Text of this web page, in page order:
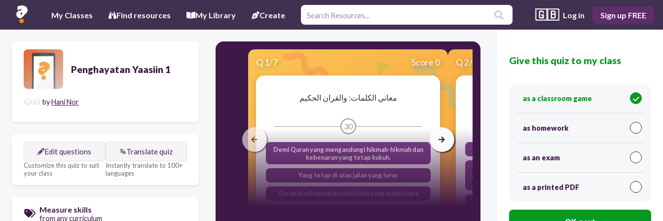
My Classes Find resources My Library Create 🇬🇧 Log in Sign up FREE
Penghayatan Yaasiin 1
Quiz byHani Nor
Edit questions
Customize this quiz to suit
your class
Translate quiz
Instantly translate to 100+
languages
Measure skills
from any curriculum
Q 1/7 Score 0
معاني الكلمات: والقران الحكيم
30
Demi Quran yang mengandungi hikmah-hikmah dan
kebenaran yang tetap kukuh.
Yang tetap di atas jalan yang lurus
Quran itu diturunkan oleh Allah yang maha kuasa
Q2/7 Score 0
لَقَدْ حَقَّ الْقَوْلُ عَلَىٰ أَكْثَرِهِمْ فَهُمْ لَا يُؤْمِنُونَ
30
atas kebanyakan mereka,kerana mereka tidak mahu
beriman
memberkas kedua tangan mereka kebatang leher
Give this quiz to my class
as a classroom game
as homework
as an exam
as a printed PDF